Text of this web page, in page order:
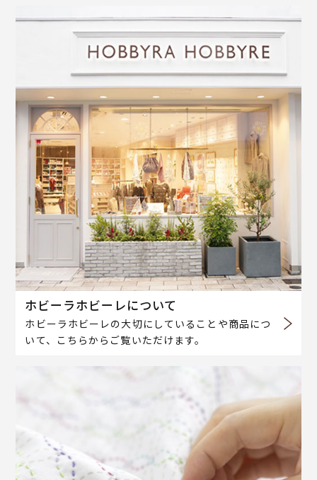
ホビーラホビーレについて
ホビーラホビーレの大切にしていることや商品につ
いて、こちらからご覧いただけます。